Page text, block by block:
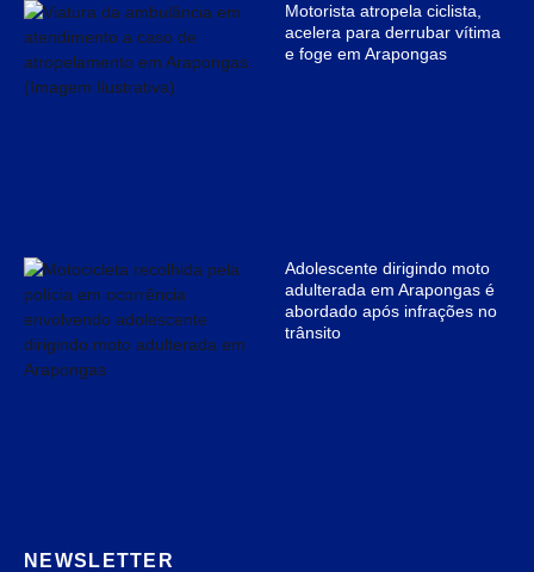
Motorista atropela ciclista,
acelera para derrubar vítima
e foge em Arapongas
Adolescente dirigindo moto
adulterada em Arapongas é
abordado após infrações no
trânsito
NEWSLETTER